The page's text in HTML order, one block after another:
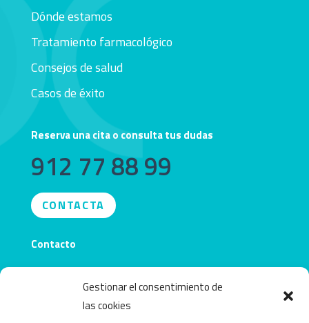
Gestionar el consentimiento de
las cookies
Dónde estamos
Tratamiento farmacológico
Consejos de salud
Casos de éxito
Reserva una cita o consulta tus dudas
912 77 88 99
CONTACTA
Contacto
info@obecentro.com